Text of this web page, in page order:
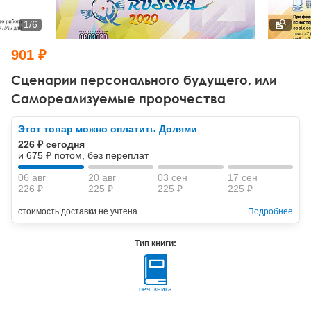
Тревожные расстройства, панические атаки
Психодрама
Другие направления психотерапии
Классический, эриксоновский гипноз и НЛП
НЛП
Психология труда и эргономика
Социальная психология
Социальная и организационная психология
Классический и юнгианский психоанализ
Сценарии персонального будущего, или
Самореализуемые пророчества
1/6
901 ₽
Этот товар можно оплатить Долями
226 ₽ сегодня
и 675 ₽ потом, без переплат
06 авг
226 ₽
20 авг
225 ₽
03 сен
225 ₽
17 сен
225 ₽
стоимость доставки не учтена Подробнее
Тип книги:
печ. книга